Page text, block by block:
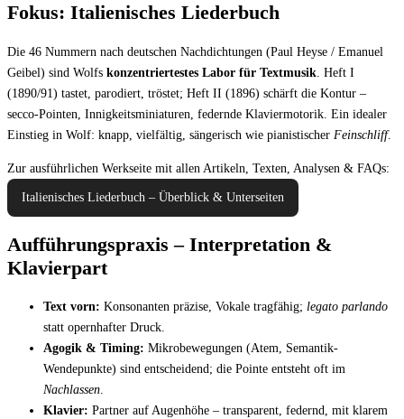
Fokus: Italienisches Liederbuch
Die 46 Nummern nach deutschen Nachdichtungen (Paul Heyse / Emanuel
Geibel) sind Wolfs konzentriertestes Labor für Textmusik . Heft I
(1890/91) tastet, parodiert, tröstet; Heft II (1896) schärft die Kontur –
secco-Pointen, Innigkeitsminiaturen, federnde Klaviermotorik. Ein idealer
Einstieg in Wolf: knapp, vielfältig, sängerisch wie pianistischer Feinschliff.
Zur ausführlichen Werkseite mit allen Artikeln, Texten, Analysen & FAQs:
Italienisches Liederbuch – Überblick & Unterseiten
Aufführungspraxis – Interpretation &
Klavierpart
Text vorn: Konsonanten präzise, Vokale tragfähig; legato parlando
statt opernhafter Druck.
Agogik & Timing: Mikrobewegungen (Atem, Semantik-
Wendepunkte) sind entscheidend; die Pointe entsteht oft im
Nachlassen.
Klavier: Partner auf Augenhöhe – transparent, federnd, mit klarem